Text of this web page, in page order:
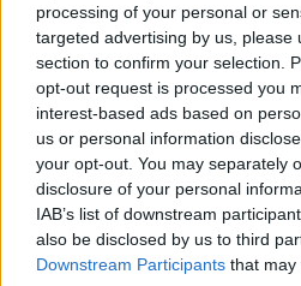
processing of your personal or
targeted advertising by us, please
section to confirm your selection.
opt-out request is processed you
interest-based ads based on
us or personal information
your opt-out. You may separately
disclosure of your personal
IAB’s list of downstream
also be disclosed by us to third
Downstream Participants that may
emprende un recorrido en
kilómetros alrededor de su
por el viento y su fuerza interior.
Comentarios (0)
LO MÁS LEÍDO